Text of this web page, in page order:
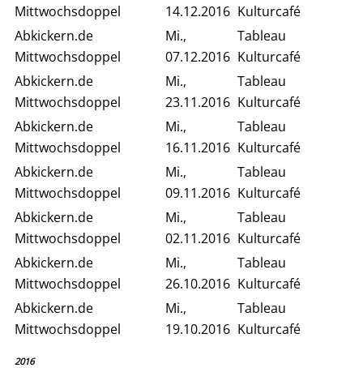
Mittwochsdoppel
14.12.2016 Kulturcafé
Abkickern.de
Mittwochsdoppel
Mi.,
07.12.2016
Tableau
Kulturcafé
Abkickern.de
Mittwochsdoppel
Mi.,
23.11.2016
Tableau
Kulturcafé
Abkickern.de
Mittwochsdoppel
Mi.,
16.11.2016
Tableau
Kulturcafé
Abkickern.de
Mittwochsdoppel
Mi.,
09.11.2016
Tableau
Kulturcafé
Abkickern.de
Mittwochsdoppel
Mi.,
02.11.2016
Tableau
Kulturcafé
Abkickern.de
Mittwochsdoppel
Mi.,
26.10.2016
Tableau
Kulturcafé
Abkickern.de
Mittwochsdoppel
Mi.,
19.10.2016
Tableau
Kulturcafé
2016